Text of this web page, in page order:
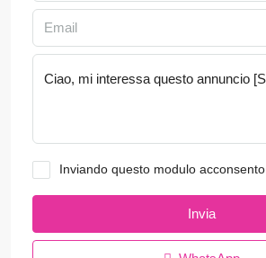
Inviando questo modulo acconsento
Invia